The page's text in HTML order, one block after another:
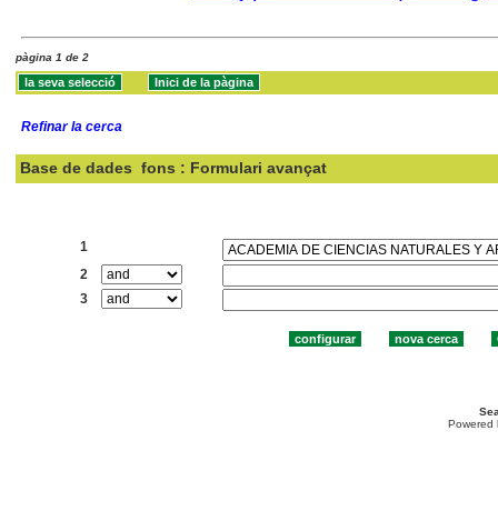
pàgina 1 de 2
Refinar la cerca
Base de dades fons : Formulari avançat
1
2
3